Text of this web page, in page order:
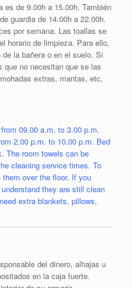
es de 9.00h a 15.00h. También
guardia de 14.00h a 22.00h.
por semana. Las toallas se
horario de limpieza. Para ello,
la bañera o en el suelo. Si
que no necesitan que se las
extras, mantas, etc,
09.00 a.m. to 3.00 p.m.
2.00 p.m. to 10.00 p.m. Bed
The room towels can be
cleaning service times. To
over the floor. If you
they are still clean
extra blankets, pillows,
del dinero, alhajas u
en la caja fuerte.